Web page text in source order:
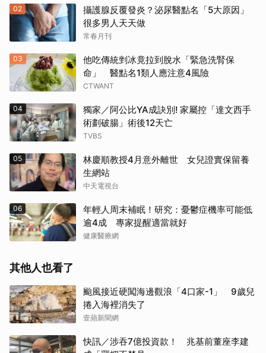
02
攝護腺反覆發炎？泌尿醫點名「5大原因」
很多男人天天做
常春月刊
03
他吃傳統剉冰竟拉到脫水「緊急洗腎保
命」 醫點名1類人應注意4風險
CTWANT
04
獨家／阿公比YA成訣別! 家屬控「達文西手
術劃破腸」術後12天亡
TVBS
05
林慶順教授4月意外離世 女兒證實保留養
生網站
中天電視台
06
年輕人周末補眠！研究：憂鬱症機率可能低
逾4成 專家提醒適當就好
健康醫療網
其他人也看了
颱風接近硬闖海邊觀浪「4口家-1」 9歲兒
捲入海裡消失了
壹蘋新聞網
快訊／涉吞7億投資款！ 兆基前董座李建